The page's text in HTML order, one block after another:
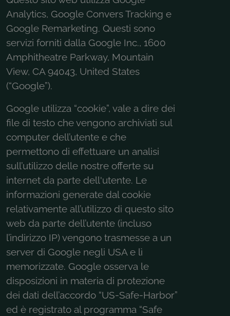
Analytics, Google Convers Tracking e
Google Remarketing. Questi sono
servizi forniti dalla Google Inc., 1600
Amphitheatre Parkway, Mountain
View, CA 94043, United States
(“Google”).
Google utilizza “cookie”, vale a dire dei
file di testo che vengono archiviati sul
computer dell’utente e che
permettono di effettuare un analisi
sull’utilizzo delle nostre offerte su
internet da parte dell'utente. Le
informazioni generate dal cookie
relativamente all’utilizzo di questo sito
web da parte dell’utente (incluso
l’indirizzo IP) vengono trasmesse a un
server di Google negli USA e lì
memorizzate. Google osserva le
disposizioni in materia di protezione
dei dati dell’accordo “US-Safe-Harbor”
ed è registrato al programma “Safe